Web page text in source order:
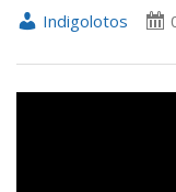
Indigolotos